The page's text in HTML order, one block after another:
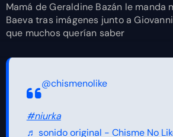
Mamá de Geraldine Bazán le manda
Baeva tras imágenes junto a
que muchos querían saber
@chismenolike
#niurka
♬ sonido original - Chisme No